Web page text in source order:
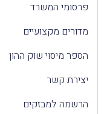
פרסומי המשרד
מדורים מקצועיים
הספר מיסוי שוק ההון
יצירת קשר
הרשמה למבזקים